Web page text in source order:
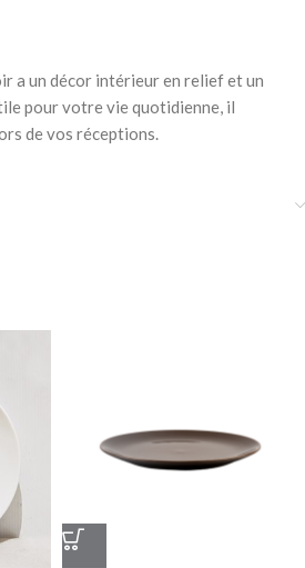
a un décor intérieur en relief et un
pour votre vie quotidienne, il
de vos réceptions.